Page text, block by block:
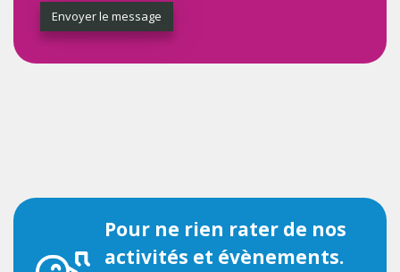
Envoyer le message
Pour ne rien rater de nos
activités et évènements.